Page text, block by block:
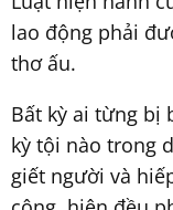
lao động phải
thơ ấu.
Bất kỳ ai từng bị
kỳ tội nào trong
giết người và